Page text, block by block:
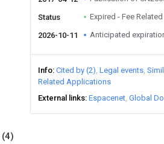
Status Expired - Fee Related
2026-10-11 Anticipated
Info Cited by (2) Legal events
Related Applications
External links Espacenet Global
(4)